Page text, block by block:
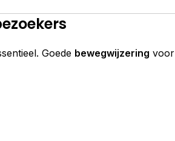
Goede bewegwijzering